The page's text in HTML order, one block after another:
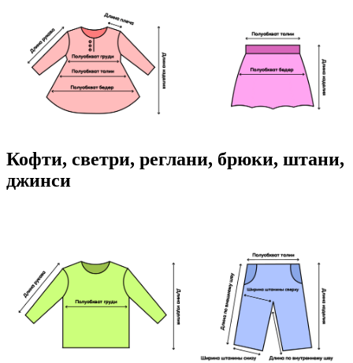
Кофти, светри, реглани, брюки, штани,
джинси